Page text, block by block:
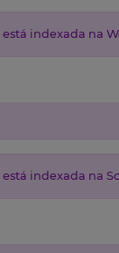
indexada na
indexada na